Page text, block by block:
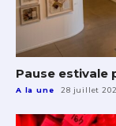
Pause estivale
A la une 28 juillet